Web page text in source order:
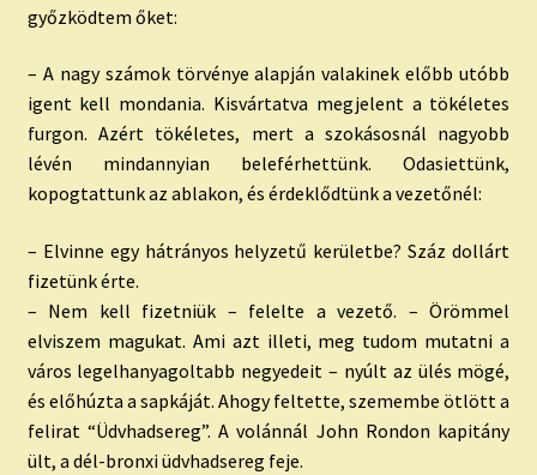
győzködtem őket:
– A nagy számok törvénye alapján valakinek előbb utóbb
igent kell mondania. Kisvártatva megjelent a tökéletes
furgon. Azért tökéletes, mert a szokásosnál nagyobb
lévén mindannyian beleférhettünk. Odasiettünk,
kopogtattunk az ablakon, és érdeklődtünk a vezetőnél:
– Elvinne egy hátrányos helyzetű kerületbe? Száz dollárt
fizetünk érte.
– Nem kell fizetniük – felelte a vezető. – Örömmel
elviszem magukat. Ami azt illeti, meg tudom mutatni a
város legelhanyagoltabb negyedeit – nyúlt az ülés mögé,
és előhúzta a sapkáját. Ahogy feltette, szemembe ötlött a
felirat “Üdvhadsereg”. A volánnál John Rondon kapitány
ült, a dél-bronxi üdvhadsereg feje.